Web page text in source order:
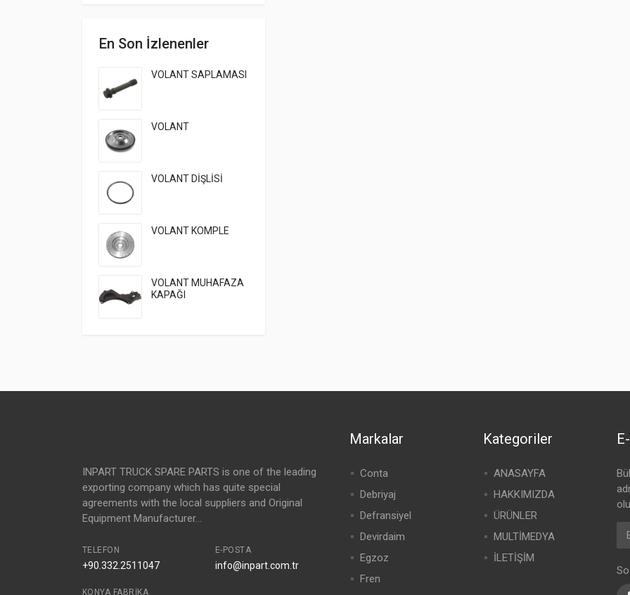
En Son İzlenenler
VOLANT SAPLAMASI
VOLANT
VOLANT DİŞLİSİ
VOLANT KOMPLE
VOLANT MUHAFAZA
KAPAĞI
INPART TRUCK SPARE PARTS is one of the leading
exporting company which has quite special
agreements with the local suppliers and Original
Equipment Manufacturer...
TELEFON
+90.332.2511047
E-POSTA
info@inpart.com.tr
KONYA FABRIKA
Markalar
Conta
Debriyaj
Defransiyel
Devirdaim
Egzoz
Fren
Kategoriler
ANASAYFA
HAKKIMIZDA
ÜRÜNLER
MULTİMEDYA
İLETİŞİM